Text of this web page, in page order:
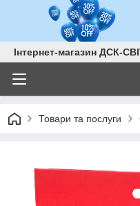
Інтернет-магазин ДСК-
Товари та послуги